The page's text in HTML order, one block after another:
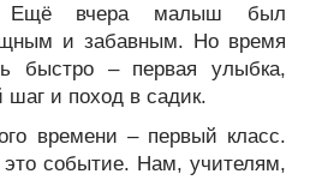
Ещё вчера малыш был
и забавным. Но время
быстро – первая улыбка,
шаг и поход в садик.
времени – первый класс.
событие. Нам, учителям,